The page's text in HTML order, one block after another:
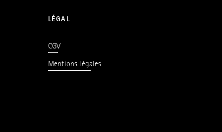
LÉGAL
CGV
Mentions légales